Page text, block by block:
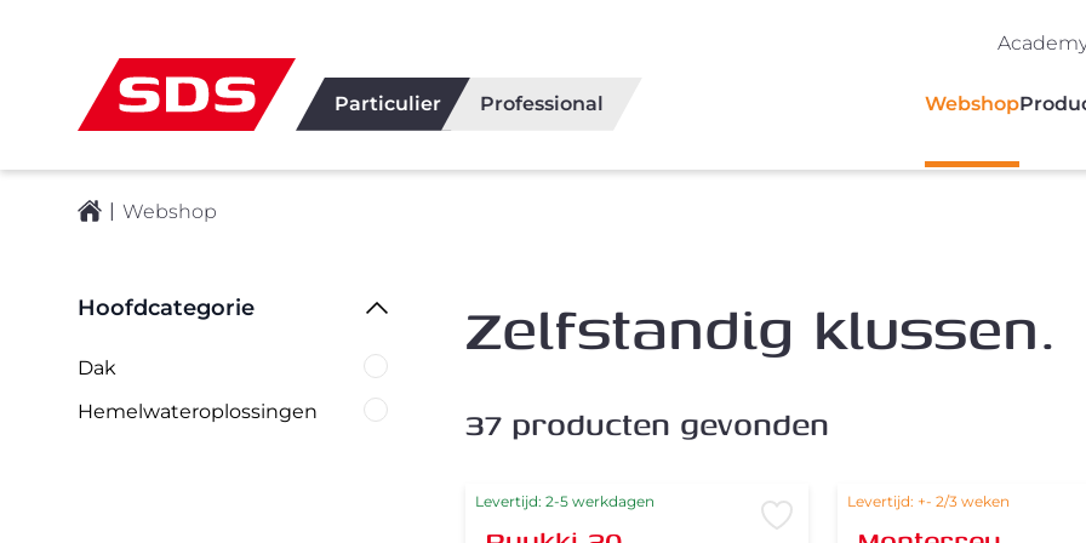
Particulier Professional Webshop
| Webshop
Filters
Hoofdcategorie
Dak
Hemelwateroplossingen
Zelfstandig klussen.
37 producten gevonden
Levertijd: 2-5 werkdagen Voeg toe aan verlanglijst
Levertijd: +- 2/3 weken